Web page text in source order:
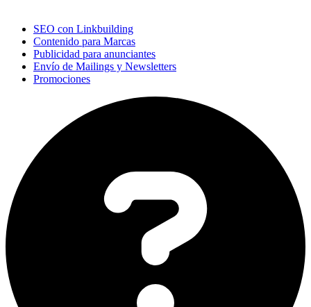
SEO con Linkbuilding
Contenido para Marcas
Publicidad para anunciantes
Envío de Mailings y Newsletters
Promociones